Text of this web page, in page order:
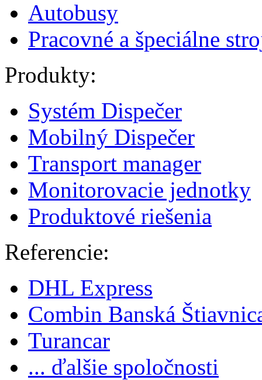
Autobusy
Pracovné a špeciálne
Produkty:
Systém Dispečer
Mobilný Dispečer
Transport manager
Monitorovacie jednotky
Produktové riešenia
Referencie:
DHL Express
Combin Banská
Turancar
... ďalšie spoločnosti